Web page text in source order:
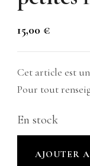
15,00 €
Cet article est
Pour tout
En stock
AJOUTER